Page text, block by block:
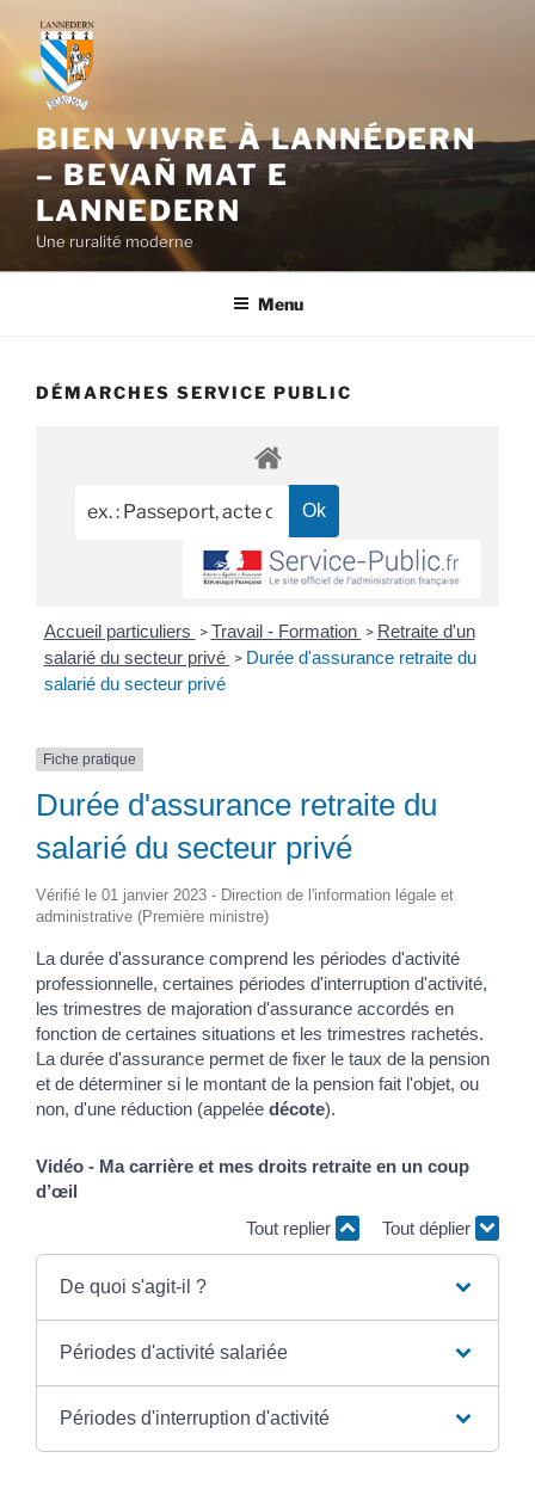
contenu
principal
BIEN VIVRE À LANNÉDERN
– BEVAÑ MAT E
LANNEDERN
Une ruralité moderne
Menu
DÉMARCHES SERVICE PUBLIC
Accueil particuliers > Travail - Formation > Retraite d'un
salarié du secteur privé > Durée d'assurance retraite du
salarié du secteur privé
Fiche pratique
Durée d'assurance retraite du
salarié du secteur privé
Vérifié le 01 janvier 2023 - Direction de l'information légale et
administrative (Première ministre)
La durée d'assurance comprend les périodes d'activité
professionnelle, certaines périodes d'interruption d'activité,
les trimestres de majoration d'assurance accordés en
fonction de certaines situations et les trimestres rachetés.
La durée d'assurance permet de fixer le taux de la pension
et de déterminer si le montant de la pension fait l'objet, ou
non, d'une réduction (appelée décote).
Vidéo - Ma carrière et mes droits retraite en un coup
d’œil
Tout replier
Tout déplier
De quoi s'agit-il ?
Périodes d'activité salariée
Périodes d'interruption d'activité